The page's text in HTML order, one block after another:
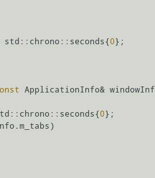
std::chrono::seconds{
0};
ApplicationInfo&
0};